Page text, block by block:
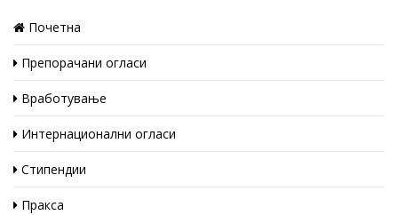
Почетна
Препорачани огласи
Вработување
Интернационални огласи
Стипендии
Пракса